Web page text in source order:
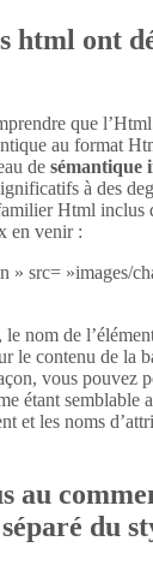
html ont
que
au format
de sémantique
à des
Html inclus
en venir :
» src= »images/
nom de
le contenu de la
vous pouvez
étant semblable
et les noms
au
du